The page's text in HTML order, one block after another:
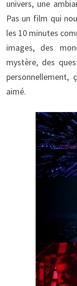
univers, une
Pas un film qui
les 10 minutes
images, des
mystère, des
personnellement,
aimé.